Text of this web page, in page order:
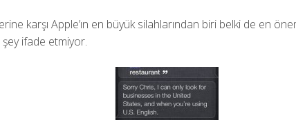
karşı Apple’ın en büyük silahlarından biri belki de en
şey ifade etmiyor.